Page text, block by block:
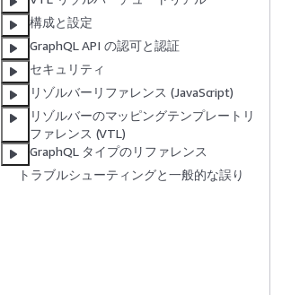
構成と設定
GraphQL API の認可と認証
セキュリティ
リゾルバーリファレンス (JavaScript)
リゾルバーのマッピングテンプレートリ
ファレンス (VTL)
GraphQL タイプのリファレンス
トラブルシューティングと一般的な誤り